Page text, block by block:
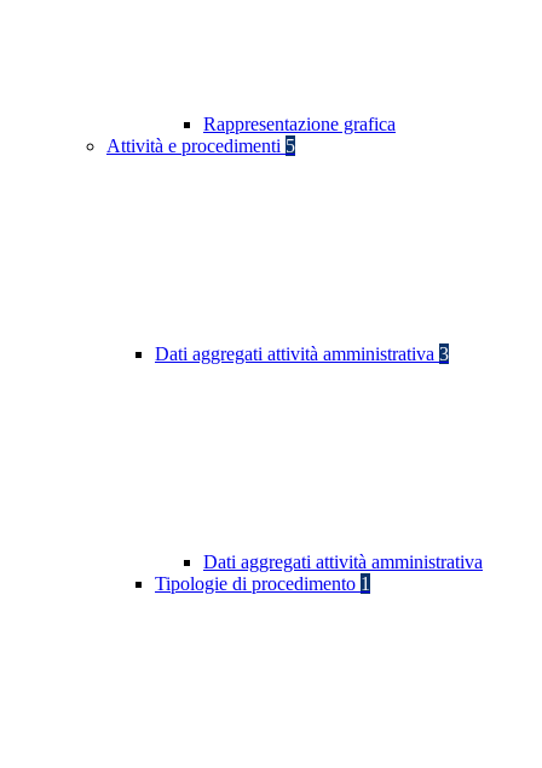
Rappresentazione grafica
Attività e procedimenti 5
Dati aggregati attività amministrativa 3
Dati aggregati attività amministrativa
Tipologie di procedimento 1